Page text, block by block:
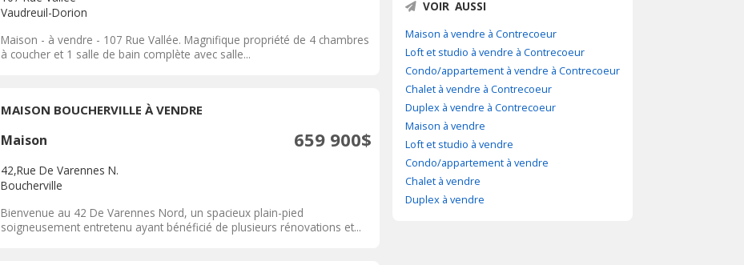
Vaudreuil-Dorion
Maison - à vendre - 107 Rue Vallée. Magnifique propriété de 4 chambres
à coucher et 1 salle de bain complète avec salle...
MAISON BOUCHERVILLE À VENDRE
Maison 659 900$
42,Rue De Varennes N.
Boucherville
Bienvenue au 42 De Varennes Nord, un spacieux plain-pied
soigneusement entretenu ayant bénéficié de plusieurs rénovations et...
VOIR AUSSI
Maison à vendre à Contrecoeur
Loft et studio à vendre à Contrecoeur
Condo/appartement à vendre à Contrecoeur
Chalet à vendre à Contrecoeur
Duplex à vendre à Contrecoeur
Maison à vendre
Loft et studio à vendre
Condo/appartement à vendre
Chalet à vendre
Duplex à vendre